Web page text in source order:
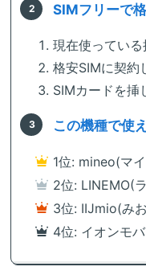
SIMフリーで
現在使ってい
格安SIMに契約
SIMカードを挿
この機種で使
1位: mineo(マ
2位: LINEMO(
3位: IIJmio(み
4位: イオンモ